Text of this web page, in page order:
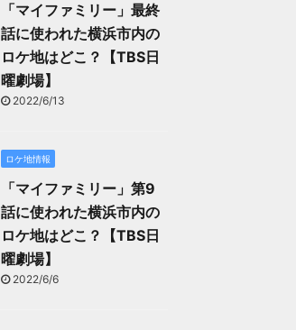
「マイファミリー」最終
話に使われた横浜市内の
ロケ地はどこ？【TBS日
曜劇場】
2022/6/13
ロケ地情報
「マイファミリー」第9
話に使われた横浜市内の
ロケ地はどこ？【TBS日
曜劇場】
2022/6/6